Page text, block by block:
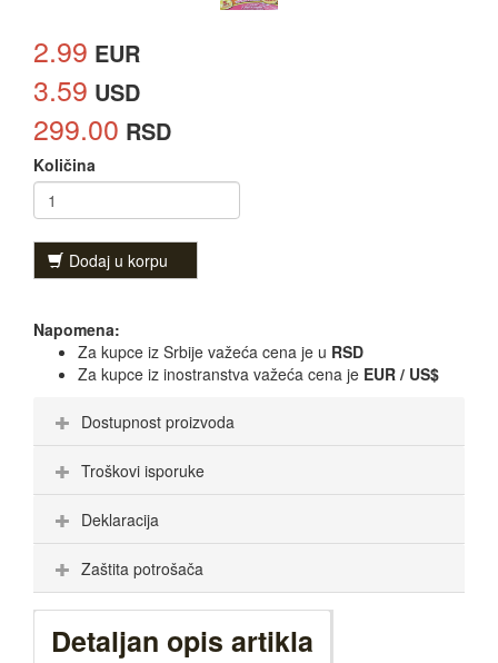
2.99 EUR
3.59 USD
299.00 RSD
Količina
Dodaj u korpu
Napomena:
Za kupce iz Srbije važeća cena je u RSD
Za kupce iz inostranstva važeća cena je EUR / US$
Dostupnost proizvoda
Troškovi isporuke
Deklaracija
Zaštita potrošača
Detaljan opis artikla